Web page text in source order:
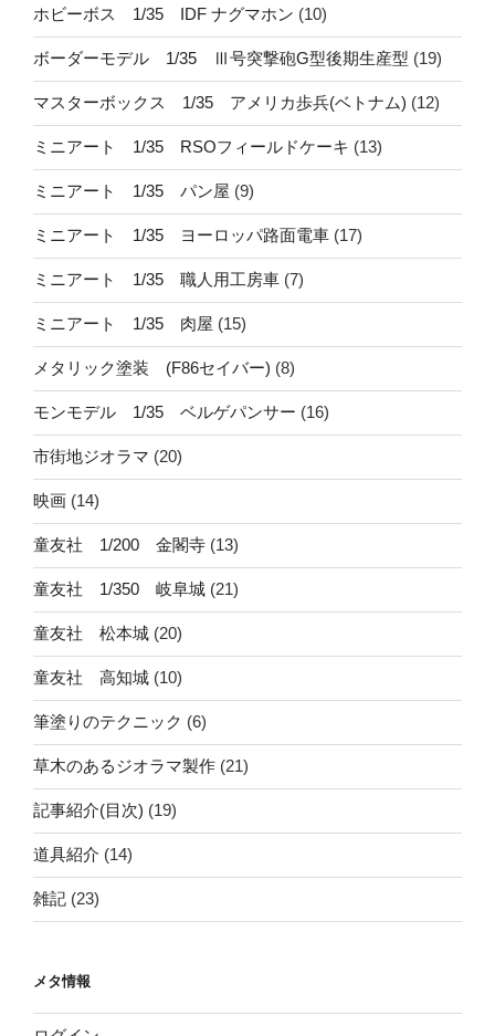
ホビーボス 1/35 IDF ナグマホン (10)
ボーダーモデル 1/35 Ⅲ号突撃砲G型後期生産型 (19)
マスターボックス 1/35 アメリカ歩兵(ベトナム) (12)
ミニアート 1/35 RSOフィールドケーキ (13)
ミニアート 1/35 パン屋 (9)
ミニアート 1/35 ヨーロッパ路面電車 (17)
ミニアート 1/35 職人用工房車 (7)
ミニアート 1/35 肉屋 (15)
メタリック塗装 (F86セイバー) (8)
モンモデル 1/35 ベルゲパンサー (16)
市街地ジオラマ (20)
映画 (14)
童友社 1/200 金閣寺 (13)
童友社 1/350 岐阜城 (21)
童友社 松本城 (20)
童友社 高知城 (10)
筆塗りのテクニック (6)
草木のあるジオラマ製作 (21)
記事紹介(目次) (19)
道具紹介 (14)
雑記 (23)
メタ情報